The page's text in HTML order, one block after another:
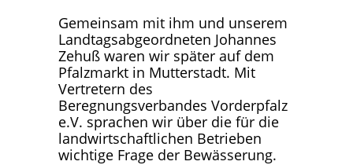
Gemeinsam mit ihm und unserem
Landtagsabgeordneten Johannes
Zehuß waren wir später auf dem
Pfalzmarkt in Mutterstadt. Mit
Vertretern des
Beregnungsverbandes Vorderpfalz
e.V. sprachen wir über die für die
landwirtschaftlichen Betrieben
wichtige Frage der Bewässerung.